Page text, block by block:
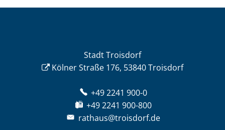
Stadt Troisdorf
Kölner Straße 176, 53840 Troisdorf
+49 2241 900-0
+49 2241 900-800
rathaus@troisdorf.de